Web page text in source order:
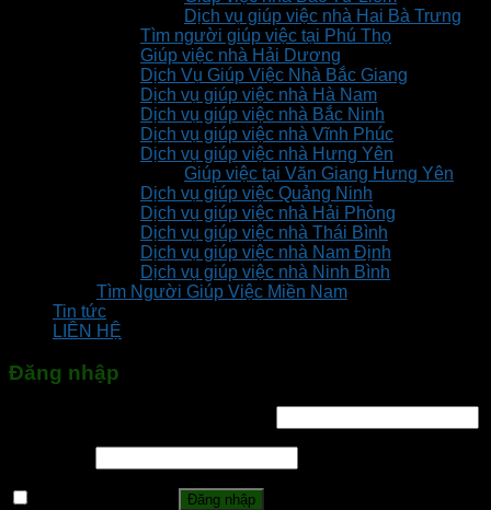
Dịch vụ giúp việc nhà Hai Bà Trưng
Tìm người giúp việc tại Phú Thọ
Giúp việc nhà Hải Dương
Dịch Vụ Giúp Việc Nhà Bắc Giang
Dịch vụ giúp việc nhà Hà Nam
Dịch vụ giúp việc nhà Bắc Ninh
Dịch vụ giúp việc nhà Vĩnh Phúc
Dịch vụ giúp việc nhà Hưng Yên
Giúp việc tại Văn Giang Hưng Yên
Dịch vụ giúp việc Quảng Ninh
Dịch vụ giúp việc nhà Hải Phòng
Dịch vụ giúp việc nhà Thái Bình
Dịch vụ giúp việc nhà Nam Định
Dịch vụ giúp việc nhà Ninh Bình
Tìm Người Giúp Việc Miền Nam
Tin tức
LIÊN HỆ
Đăng nhập
Đăng nhập